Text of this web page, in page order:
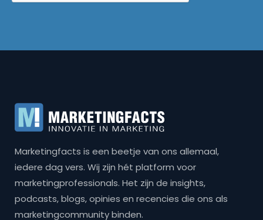
Marketingfacts is een beetje van ons allemaal,
iedere dag vers. Wij zijn hét platform voor
marketingprofessionals. Het zijn de insights,
podcasts, blogs, opinies en recencies die ons als
marketingcommunity binden.